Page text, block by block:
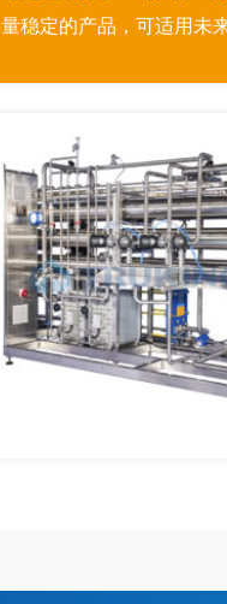
量稳定的产品，可适用未